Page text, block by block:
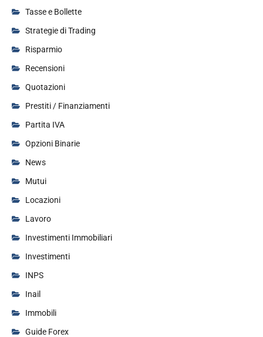
Tasse e Bollette
Strategie di Trading
Risparmio
Recensioni
Quotazioni
Prestiti / Finanziamenti
Partita IVA
Opzioni Binarie
News
Mutui
Locazioni
Lavoro
Investimenti Immobiliari
Investimenti
INPS
Inail
Immobili
Guide Forex